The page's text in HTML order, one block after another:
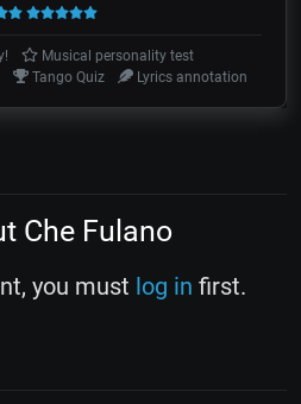
Musical personality test
Tango Quiz Lyrics annotation
Che Fulano
you must log in first.